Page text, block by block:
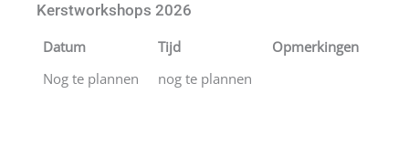
Kerstworkshops 2026
Datum
Tijd
Opmerkingen
Nog te plannen
nog te plannen